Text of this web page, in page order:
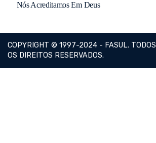
Nós Acreditamos Em Deus
COPYRIGHT © 1997-2024 - FASUL. TODOS
OS DIREITOS RESERVADOS.